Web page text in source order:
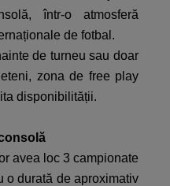
într-o atmosferă
de fotbal.​
de turneu sau doar
zona de free play
disponibilității.​
avea loc 3 campionate
o durată de aproximativ